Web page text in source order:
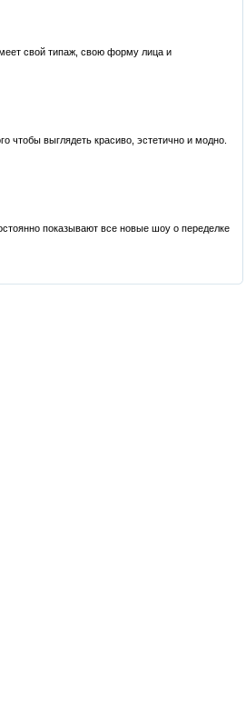
свой типаж, свою форму лица и
чтобы выглядеть красиво, эстетично и модно.
показывают все новые шоу о переделке